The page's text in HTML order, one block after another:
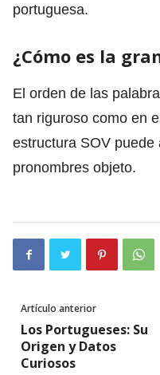
portuguesa.
¿Cómo es la
El orden de las
tan riguroso como en
estructura SOV
pronombres objeto.
Artículo anterior
Los Portugueses: Su
Origen y Datos
Curiosos